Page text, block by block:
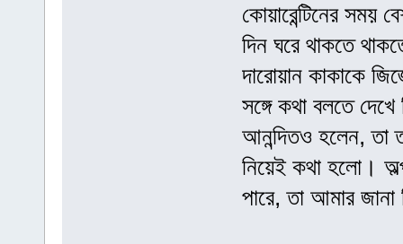
কোয়ারেন্টিনের
দিন ঘরে থাকতে
দারোয়ান কাকাকে
সঙ্গে কথা বলতে দেখে
আনন্দিতও হলেন, তা
নিয়েই কথা হলো।
পারে, তা আমার